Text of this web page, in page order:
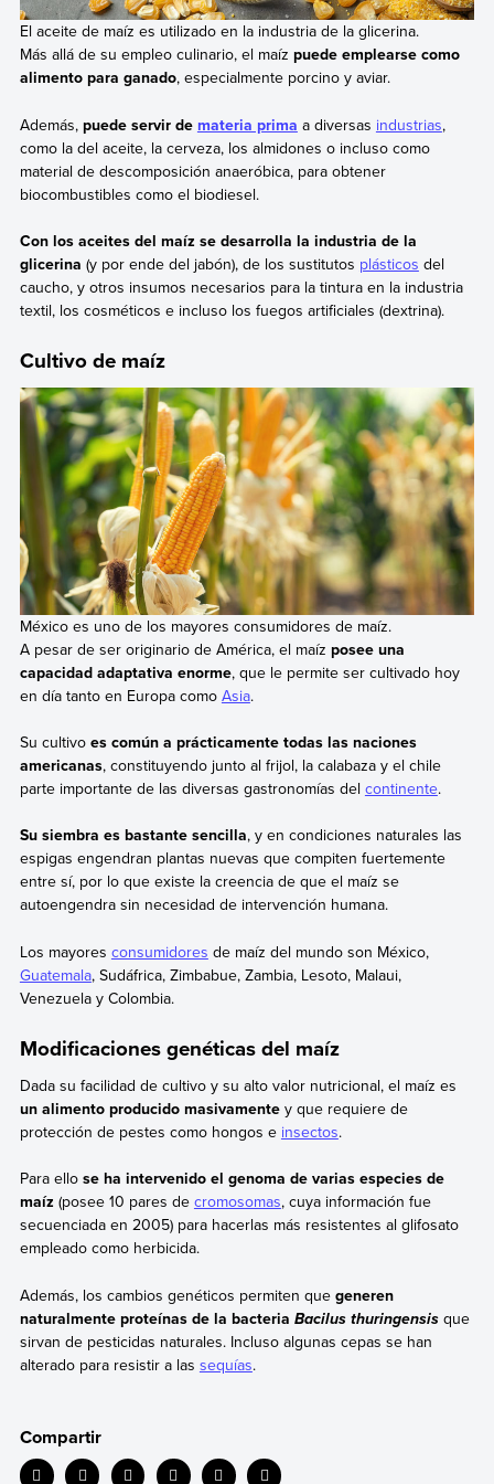
El aceite de maíz es utilizado en la industria de la glicerina.
Más allá de su empleo culinario, el maíz puede emplearse como
alimento para ganado, especialmente porcino y aviar.
Además,puede servir de materia prima a diversas industrias,
como la del aceite, la cerveza, los almidones o incluso como
material de descomposición anaeróbica, para obtener
biocombustibles como el biodiesel.
Con los aceites del maíz se desarrolla la industria de la
glicerina (y por ende del jabón), de los sustitutos plásticos del
caucho, y otros insumos necesarios para la tintura en la industria
textil, los cosméticos e incluso los fuegos artificiales (dextrina).
Cultivo de maíz
México es uno de los mayores consumidores de maíz.
A pesar de ser originario de América, el maíz posee una
capacidad adaptativa enorme, que le permite ser cultivado hoy
en día tanto en Europa como Asia.
Su cultivo es común a prácticamente todas las naciones
americanas, constituyendo junto al frijol, la calabaza y el chile
parte importante de las diversas gastronomías del continente.
Su siembra es bastante sencilla, y en condiciones naturales las
espigas engendran plantas nuevas que compiten fuertemente
entre sí, por lo que existe la creencia de que el maíz se
autoengendra sin necesidad de intervención humana.
Los mayores consumidores de maíz del mundo son México,
Guatemala, Sudáfrica, Zimbabue, Zambia, Lesoto, Malaui,
Venezuela y Colombia.
Modificaciones genéticas del maíz
Dada su facilidad de cultivo y su alto valor nutricional, el maíz es
un alimento producido masivamentey que requiere de
protección de pestes como hongos e insectos.
Para ello se ha intervenido el genoma de varias especies de
maíz (posee 10 pares de cromosomas, cuya información fue
secuenciada en 2005) para hacerlas más resistentes al glifosato
empleado como herbicida.
Además, los cambios genéticos permiten que generen
naturalmente proteínas de la bacteria Bacilus thuringensisque
sirvan de pesticidas naturales. Incluso algunas cepas se han
alterado para resistir a las sequías.
Compartir